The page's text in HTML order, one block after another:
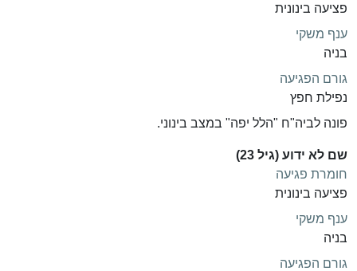
פציעה בינונית
ענף משקי
בניה
גורם הפגיעה
נפילת חפץ
פונה לביה"ח "הלל יפה" במצב בינוני.
שם לא ידוע (גיל 23)
חומרת פגיעה
פציעה בינונית
ענף משקי
בניה
גורם הפגיעה